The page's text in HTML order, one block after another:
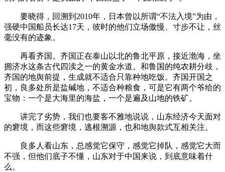
要晓得，回溯到2010年，日本曾以所谓“不法入境”为由，
强硬中国船员长达17天，彼时的他们立场傲慢、寸步不让，丝
毫没有的迹象。
再看齐国。齐国正在泰山以北的鲁北平原，接近渤海，坐
拥济水这条古代四渎之一的黄金水道。和鲁国的纯农耕分歧，
齐国的地舆前提，生成就不适合只靠种地吃饭。齐国开国之
初，良多处所是盐碱地，不适合种粮食，可是它有两个爷给的
宝物：一个是大海里的海盐，一个是遍及山地的铁矿。
讲完了劣势，我们也要客不雅地说说，山东经济今天面对
的窘境，而这些窘境，逃根溯源，也和地舆款式互相关注。
良多人看山东，总感觉它保守，感觉它掉队，感觉它大而
不强，但他们底子不懂，山东对于中国来说，到底意味着什
么。